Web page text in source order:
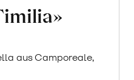
aus Camporeale,